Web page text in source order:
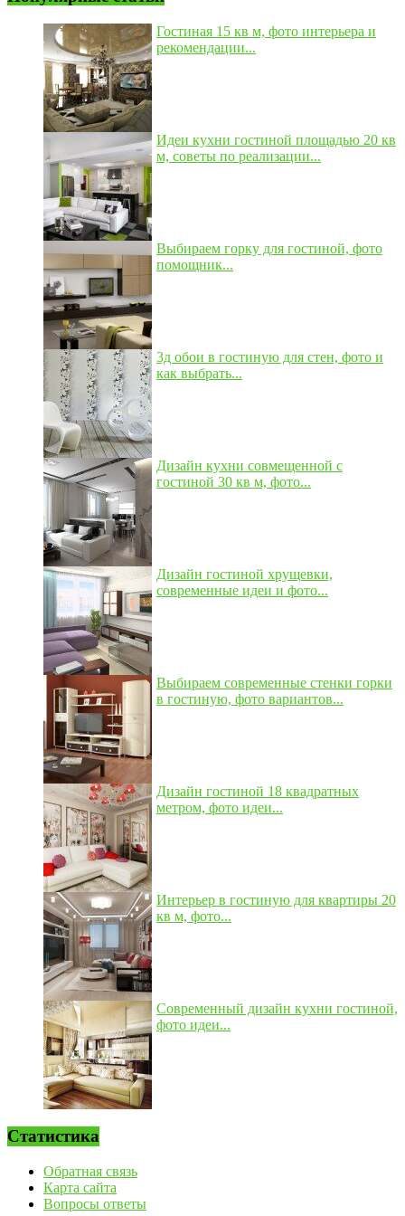
Гостиная 15 кв м, фото интерьера и
рекомендации...
Идеи кухни гостиной площадью 20 кв
м, советы по реализации...
Выбираем горку для гостиной, фото
помощник...
3д обои в гостиную для стен, фото и
как выбрать...
Дизайн кухни совмещенной с
гостиной 30 кв м, фото...
Дизайн гостиной хрущевки,
современные идеи и фото...
Выбираем современные стенки горки
в гостиную, фото вариантов...
Дизайн гостиной 18 квадратных
метром, фото идеи...
Интерьер в гостиную для квартиры 20
кв м, фото...
Современный дизайн кухни гостиной,
фото идеи...
Статистика
Обратная связь
Карта сайта
Вопросы ответы